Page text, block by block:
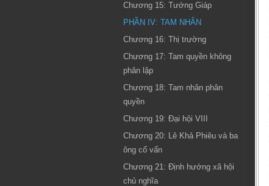
Chương 15: Tướng Giáp
PHẦN IV: TAM NHÂN
Chương 16: Thị trường
Chương 17: Tam quyền không
phân lập
Chương 18: Tam nhân phân
quyền
Chương 19: Đại hội VIII
Chương 20: Lê Khả Phiêu và ba
ông cố vấn
Chương 21: Định hướng xã hội
chủ nghĩa